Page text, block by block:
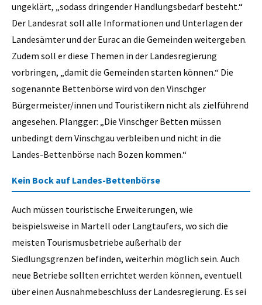
ungeklärt, „sodass dringender Handlungsbedarf besteht.“
Der Landesrat soll alle Informationen und Unterlagen der
Landesämter und der Eurac an die Gemeinden weitergeben.
Zudem soll er diese Themen in der Landesregierung
vorbringen, „damit die Gemeinden starten können.“ Die
sogenannte Bettenbörse wird von den Vinschger
Bürgermeister/innen und Touristikern nicht als zielführend
angesehen. Plangger: „Die Vinschger Betten müssen
unbedingt dem Vinschgau verbleiben und nicht in die
Landes-Bettenbörse nach Bozen kommen.“
Kein Bock auf Landes-Bettenbörse
Auch müssen touristische Erweiterungen, wie
beispielsweise in Martell oder Langtaufers, wo sich die
meisten Tourismusbetriebe außerhalb der
Siedlungsgrenzen befinden, weiterhin möglich sein. Auch
neue Betriebe sollten errichtet werden können, eventuell
über einen Ausnahmebeschluss der Landesregierung. Es sei